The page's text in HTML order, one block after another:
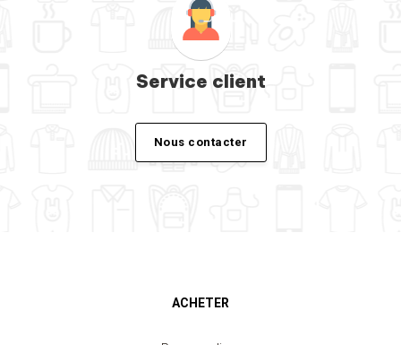
Service client
Nous contacter
ACHETER